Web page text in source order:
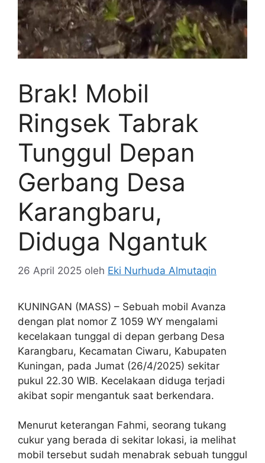
Brak! Mobil
Ringsek Tabrak
Tunggul Depan
Gerbang Desa
Karangbaru,
Diduga Ngantuk
26 April 2025 oleh Eki Nurhuda Almutaqin
KUNINGAN (MASS) – Sebuah mobil Avanza
dengan plat nomor Z 1059 WY mengalami
kecelakaan tunggal di depan gerbang Desa
Karangbaru, Kecamatan Ciwaru, Kabupaten
Kuningan, pada Jumat (26/4/2025) sekitar
pukul 22.30 WIB. Kecelakaan diduga terjadi
akibat sopir mengantuk saat berkendara.
Menurut keterangan Fahmi, seorang tukang
cukur yang berada di sekitar lokasi, ia melihat
mobil tersebut sudah menabrak sebuah tunggul